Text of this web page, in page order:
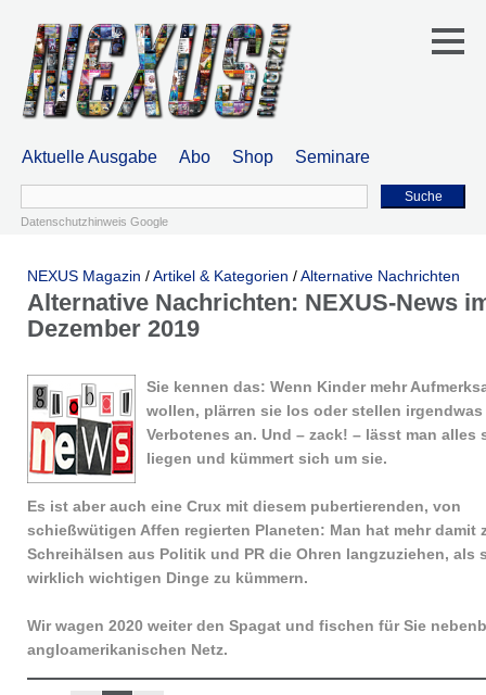
Aktuelle Ausgabe Abo Shop Seminare
Suche
Datenschutzhinweis Google
NEXUS Magazin /Artikel & Kategorien /Alternative Nachrichten
Alternative Nachrichten: NEXUS-News
Dezember 2019
Sie kennen das: Wenn Kinder mehr
wollen, plärren sie los oder stellen irgendwas
Verbotenes an. Und – zack! – lässt man alles
liegen und kümmert sich um sie.
Es ist aber auch eine Crux mit diesem pubertierenden, von
schießwütigen Affen regierten Planeten: Man hat mehr damit
Schreihälsen aus Politik und PR die Ohren langzuziehen, als
wirklich wichtigen Dinge zu kümmern.
Wir wagen 2020 weiter den Spagat und fischen für Sie
angloamerikanischen Netz.